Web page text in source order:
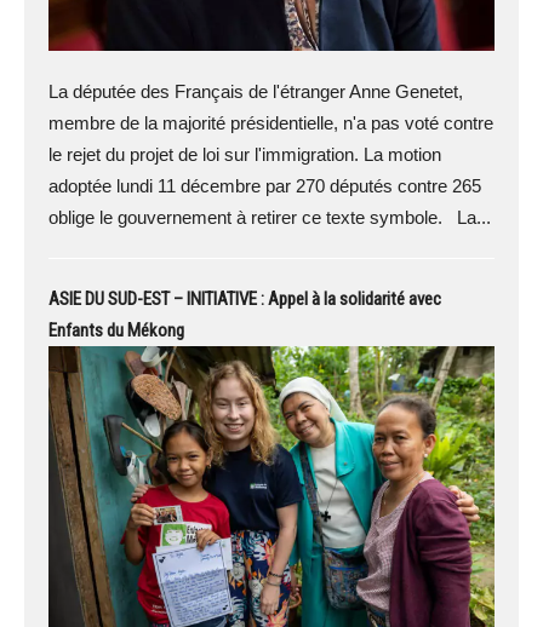
La députée des Français de l'étranger Anne Genetet,
membre de la majorité présidentielle, n'a pas voté contre
le rejet du projet de loi sur l'immigration. La motion
adoptée lundi 11 décembre par 270 députés contre 265
oblige le gouvernement à retirer ce texte symbole. La...
ASIE DU SUD-EST – INITIATIVE : Appel à la solidarité avec
Enfants du Mékong